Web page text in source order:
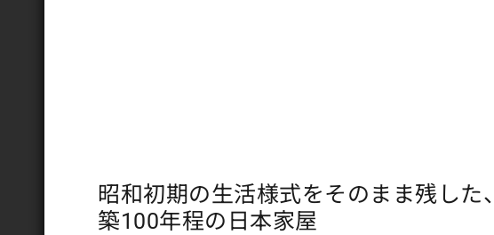
昭和初期の生活様式をそのまま残した、
築100年程の日本家屋